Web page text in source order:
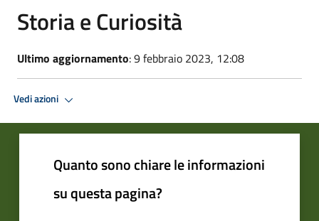
Storia e Curiosità
Ultimo aggiornamento: 9 febbraio 2023, 12:08
Vedi azioni
Quanto sono chiare le informazioni
su questa pagina?